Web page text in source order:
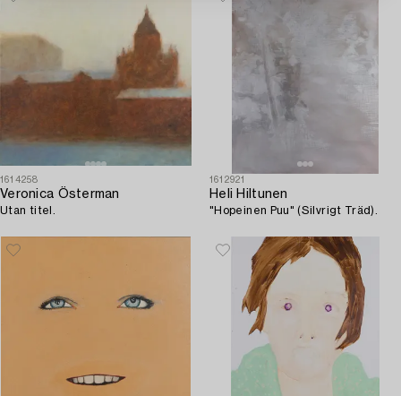
1614258
Veronica Österman
Utan titel.
1612921
Heli Hiltunen
"Hopeinen Puu" (Silvrigt Träd).